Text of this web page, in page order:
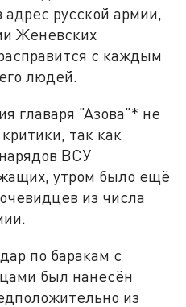
русской армии,
Женевских
с каждым
людей.
главаря "Азова"* не
так как
ВСУ
утром было ещё
очевидцев из числа
по баракам с
был нанесён
из